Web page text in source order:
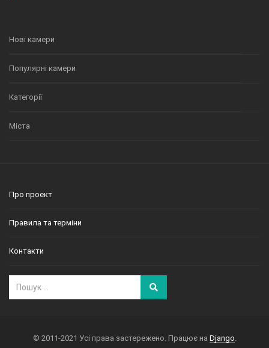
Нові камери
Популярні камери
Категорії
Міста
Про проект
Правила та терміни
Контакти
© 2011-2021 Усі права застережено. Працює на Django.